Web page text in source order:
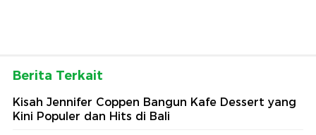
Berita Terkait
Kisah Jennifer Coppen Bangun Kafe Dessert yang
Kini Populer dan Hits di Bali